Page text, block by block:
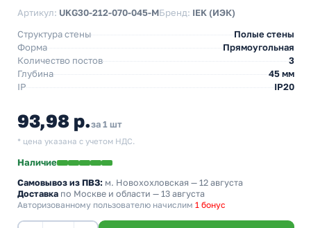
Артикул: UKG30-212-070-045-MБренд: IEK (ИЭК)
Структура стены
Полые стены
Форма
Прямоугольная
Количество постов
3
Глубина
45 мм
IP
IP20
93,98 р.за 1 шт
* цена указана с учетом НДС.
Наличие
Самовывоз из ПВЗ: м. Новохохловская — 12 августа
Доставка по Москве и области — 13 августа
Авторизованному пользователю начислим 1 бонус